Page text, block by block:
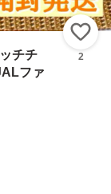
チチ
ファ
2